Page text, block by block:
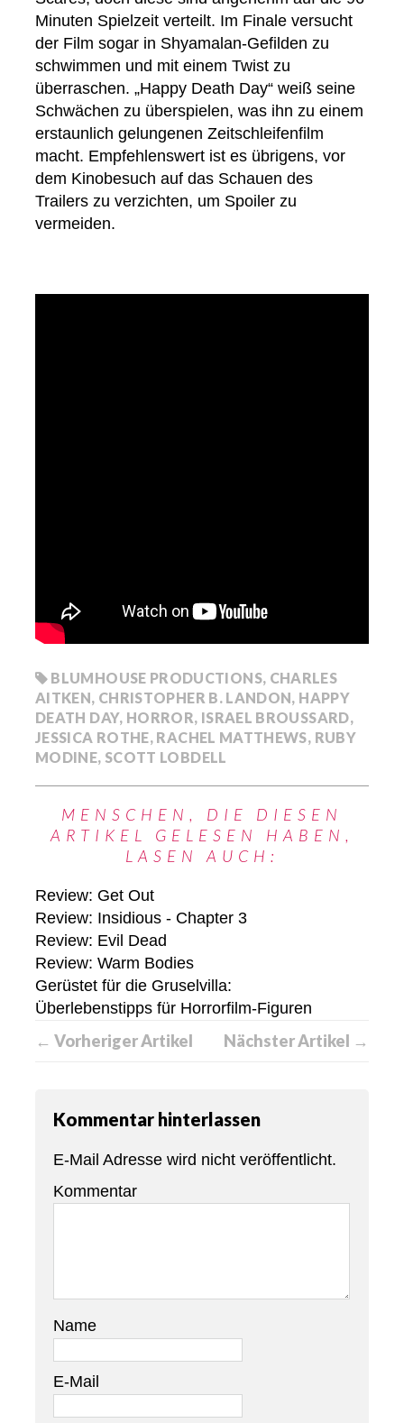
Minuten Spielzeit verteilt. Im Finale versucht
der Film sogar in Shyamalan-Gefilden zu
schwimmen und mit einem Twist zu
überraschen. „Happy Death Day“ weiß seine
Schwächen zu überspielen, was ihn zu einem
erstaunlich gelungenen Zeitschleifenfilm
macht. Empfehlenswert ist es übrigens, vor
dem Kinobesuch auf das Schauen des
Trailers zu verzichten, um Spoiler zu
vermeiden.
BLUMHOUSE PRODUCTIONS, CHARLES
AITKEN, CHRISTOPHER B. LANDON, HAPPY
DEATH DAY, HORROR, ISRAEL BROUSSARD,
JESSICA ROTHE, RACHEL MATTHEWS, RUBY
MODINE, SCOTT LOBDELL
MENSCHEN, DIE DIESEN
ARTIKEL GELESEN HABEN,
LASEN AUCH:
Review: Get Out
Review: Insidious - Chapter 3
Review: Evil Dead
Review: Warm Bodies
Gerüstet für die Gruselvilla:
Überlebenstipps für Horrorfilm-Figuren
← Vorheriger Artikel Nächster Artikel →
Kommentar hinterlassen
E-Mail Adresse wird nicht veröffentlicht.
Kommentar
Name
E-Mail